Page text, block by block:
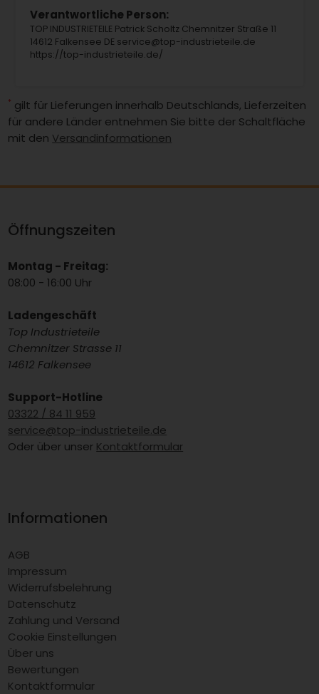
Verantwortliche Person:
TOP INDUSTRIETEILE Patrick Scholtz Chemnitzer Straße 11
14612 Falkensee DE service@top-industrieteile.de
https://top-industrieteile.de/
* gilt für Lieferungen innerhalb Deutschlands, Lieferzeiten
für andere Länder entnehmen Sie bitte der Schaltfläche
mit den Versandinformationen
Öffnungszeiten
Montag - Freitag:
08:00 - 16:00 Uhr
Ladengeschäft
Top Industrieteile
Chemnitzer Strasse 11
14612 Falkensee
Support-Hotline
03322 / 84 11 959
service@top-industrieteile.de
Oder über unser Kontaktformular
Informationen
AGB
Impressum
Widerrufsbelehrung
Datenschutz
Zahlung und Versand
Cookie Einstellungen
Über uns
Bewertungen
Kontaktformular